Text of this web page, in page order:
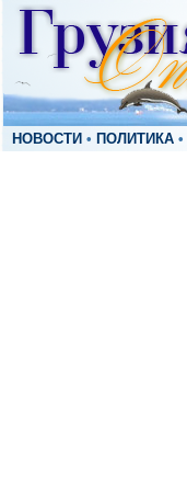
НОВОСТИ • ПОЛИТИКА •